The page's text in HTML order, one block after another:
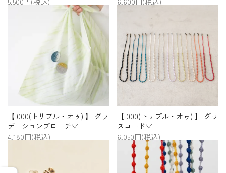
【 000(トリプル・オゥ) 】 グラ
デーションブローチ▽
4,180円(税込)
【 000(トリプル・オゥ) 】 グラ
スコード▽
6,050円(税込)